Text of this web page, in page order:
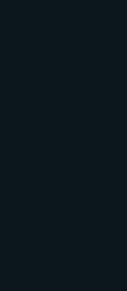
qui
suppression
sont pas comprises
d’établir ou conserver
il peut lever des
qui entrent dans
l’cotroi de navigation
de diriger et
de l’octroi de
la dite perception,
et de tenir la
de l’octroi donts